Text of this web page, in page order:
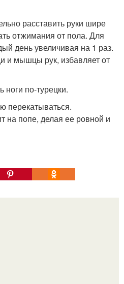
расставить руки шире
отжимания от пола. Для
день увеличивая на 1 раз.
и мышцы рук, избавляет от
ноги по-турецки.
перекатываться.
на попе, делая ее ровной и